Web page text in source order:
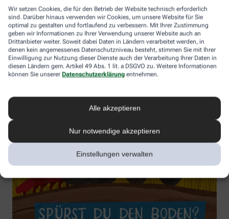
Wir setzen Cookies, die für den Betrieb der Website technisch erforderlich
sind. Darüber hinaus verwenden wir Cookies, um unsere Website für Sie
optimal zu gestalten und fortlaufend zu verbessern. Mit Ihrer Zustimmung
geben wir Informationen zu Ihrer Verwendung unserer Website auch an
Drittanbieter weiter. Soweit dabei Daten in Ländern verarbeitet werden, in
denen kein angemessenes Datenschutzniveau besteht, stimmen Sie mit Ihrer
Einwilligung zur Nutzung dieser Dienste auch der Verarbeitung Ihrer Daten in
diesen Ländern gem. Artikel 49 Abs. 1 lit. a DSGVO zu. Weitere Informationen
können Sie unserer Datenschutzerklärung entnehmen.
Alle akzeptieren
Nur notwendige akzeptieren
Einstellungen verwalten